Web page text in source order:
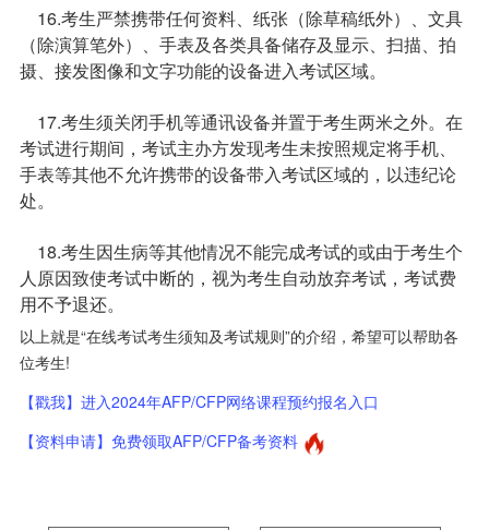
16.考生严禁携带任何资料、纸张（除草稿纸外）、文具
（除演算笔外）、手表及各类具备储存及显示、扫描、拍
摄、接发图像和文字功能的设备进入考试区域。
17.考生须关闭手机等通讯设备并置于考生两米之外。在
考试进行期间，考试主办方发现考生未按照规定将手机、
手表等其他不允许携带的设备带入考试区域的，以违纪论
处。
18.考生因生病等其他情况不能完成考试的或由于考生个
人原因致使考试中断的，视为考生自动放弃考试，考试费
用不予退还。
以上就是“在线考试考生须知及考试规则”的介绍，希望可以帮助各
位考生!
【戳我】进入2024年AFP/CFP网络课程预约报名入口
【资料申请】免费领取AFP/CFP备考资料